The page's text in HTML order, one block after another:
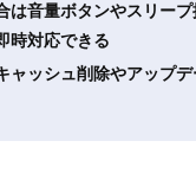
は音量ボタンやスリー
時対応できる
ャッシュ削除やアップ